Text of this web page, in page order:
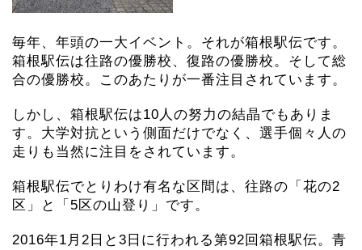
毎年、年頭の一大イベント。それが箱根駅伝です。
箱根駅伝は往路の優勝校、復路の優勝校。そして総
合の優勝校。このあたりが一番注目されています。
しかし、箱根駅伝は10人の努力の結晶でもありま
す。大学対抗という側面だけでなく、選手個々人の
走りも当然に注目をされています。
箱根駅伝でとりわけ有名な区間は、往路の「花の2
区」と「5区の山登り」です。
2016年1月2日と3日に行われる第92回箱根駅伝。青